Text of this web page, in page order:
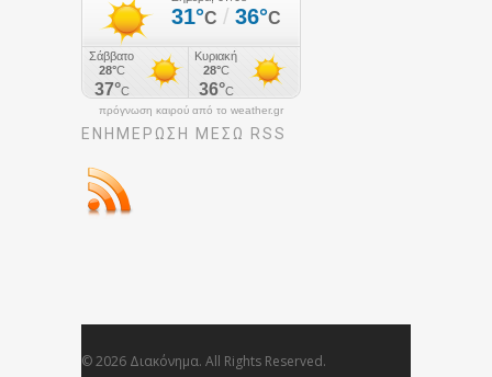
πρόγνωση καιρού από το weather.gr
ΕΝΗΜΈΡΩΣΉ ΜΕΣΩ RSS
© 2026 Διακόνημα. All Rights Reserved.